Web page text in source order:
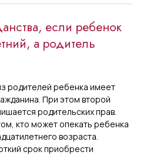
если ребенок
а родитель
родителей ребенка имеет
При этом второй
родительских прав.
кто может опекать ребенка
возраста.
срок приобрести